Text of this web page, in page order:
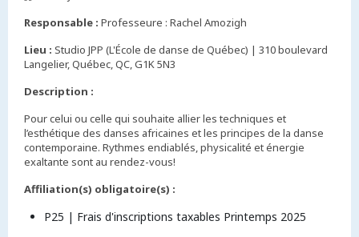
Responsable : Professeure : Rachel Amozigh
Lieu : Studio JPP (L'École de danse de Québec) | 310 boulevard
Langelier, Québec, QC, G1K 5N3
Description :
Pour celui ou celle qui souhaite allier les techniques et
l’esthétique des danses africaines et les principes de la danse
contemporaine. Rythmes endiablés, physicalité et énergie
exaltante sont au rendez-vous!
Affiliation(s) obligatoire(s) :
P25 | Frais d'inscriptions taxables Printemps 2025